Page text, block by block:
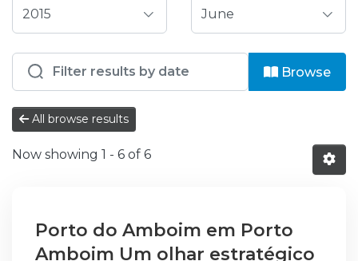
Entities
Browse
All browse results
Now showing 1 - 6 of 6
Porto do Amboim em Porto
Amboim Um olhar estratégico